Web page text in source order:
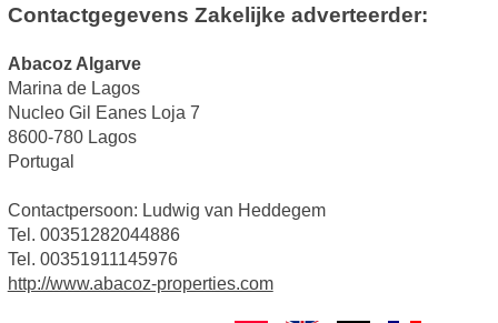
Contactgegevens Zakelijke adverteerder:
Abacoz Algarve
Marina de Lagos
Nucleo Gil Eanes Loja 7
8600-780 Lagos
Portugal
Contactpersoon: Ludwig van Heddegem
Tel. 00351282044886
Tel. 00351911145976
http://www.abacoz-properties.com